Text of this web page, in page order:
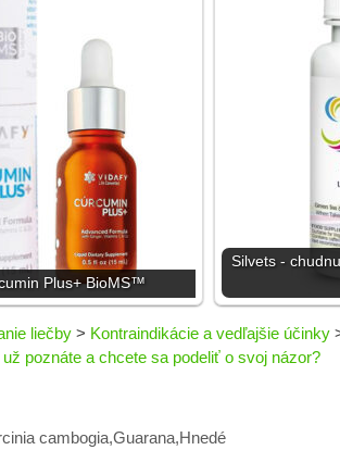
Plus+ BioMS™
Silvets -
liečby > Kontraindikácie a vedľajšie účinky
poznáte a chcete sa podeliť o svoj názor?
cambogia,Guarana,Hnedé